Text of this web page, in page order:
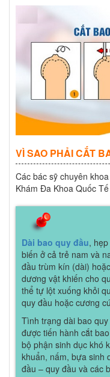
VÌ SAO PHẢI CẮT
Các bác sỹ chuyên
Khám Đa Khoa Quốc
Dài bao quy đầu,
biến ở cả trẻ nam và
đầu trùm kín (dài)
dương vật khiến cho
thể tự lột xuống khỏi
quy đầu hoặc cương
Tình trạng dài bao
được tiến hành cắt
bộ phận sinh dục khó
khuẩn, nấm, bựa sinh
đầu – quy đầu và các